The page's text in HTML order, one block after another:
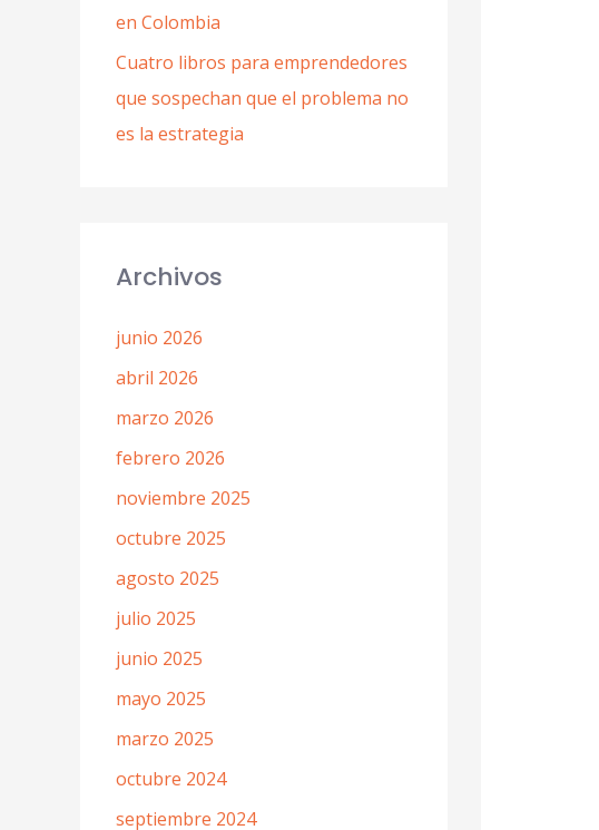
en Colombia
Cuatro libros para emprendedores
que sospechan que el problema no
es la estrategia
Archivos
junio 2026
abril 2026
marzo 2026
febrero 2026
noviembre 2025
octubre 2025
agosto 2025
julio 2025
junio 2025
mayo 2025
marzo 2025
octubre 2024
septiembre 2024